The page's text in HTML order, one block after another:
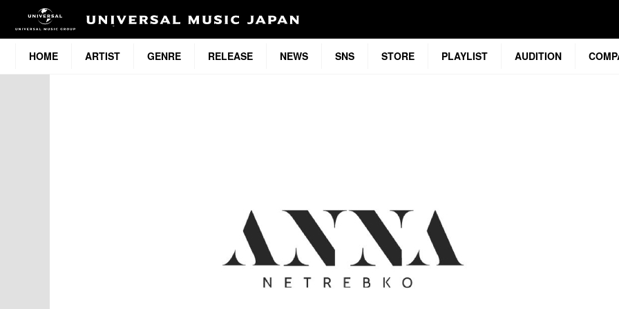
HOME ARTIST GENRE RELEASE NEWS SNS STORE PLAYLIST AUDITION